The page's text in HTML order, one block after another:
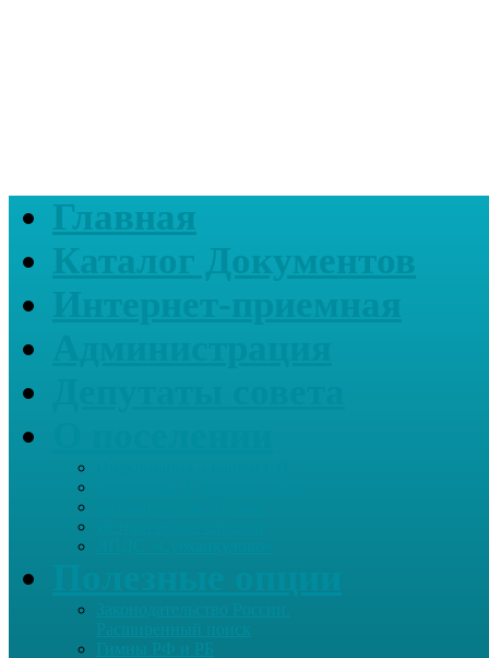
Главная
Каталог Документов